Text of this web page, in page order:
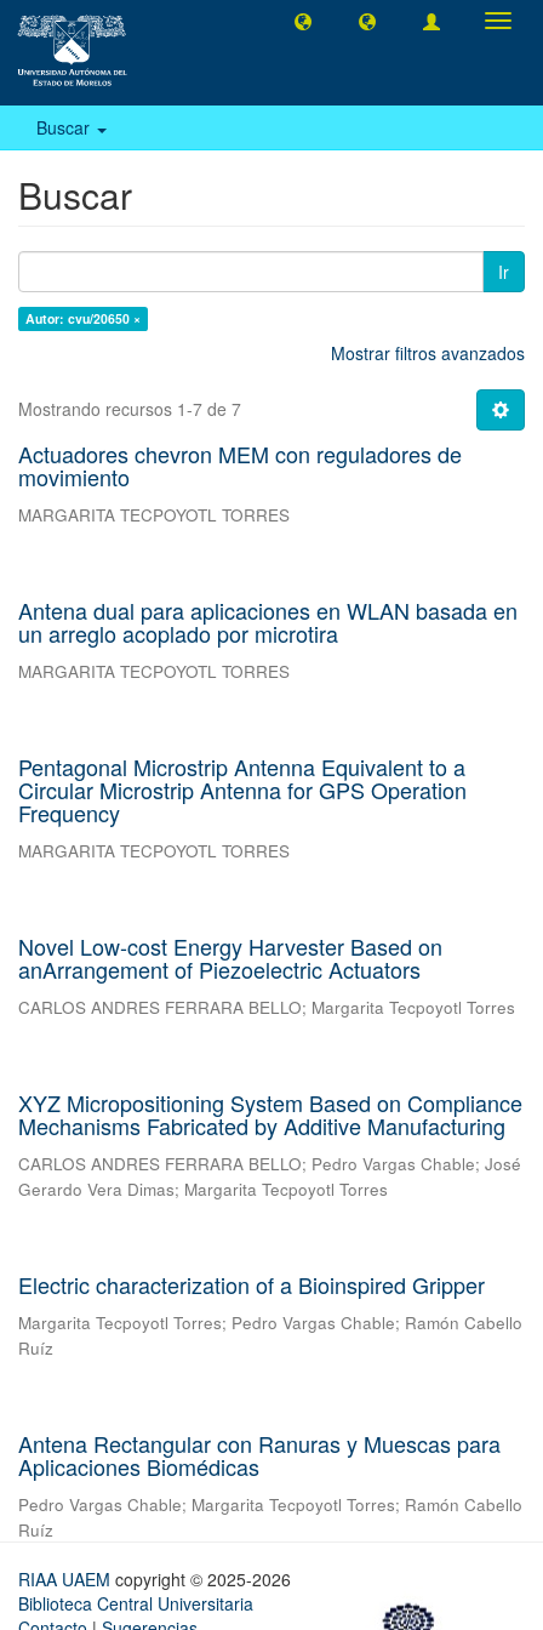
Buscar
Buscar
Ir
Autor: cvu/20650 ×
Mostrar filtros avanzados
Mostrando recursos 1-7 de 7
Actuadores chevron MEM con reguladores de
movimiento
MARGARITA TECPOYOTL TORRES
Antena dual para aplicaciones en WLAN basada en
un arreglo acoplado por microtira
MARGARITA TECPOYOTL TORRES
Pentagonal Microstrip Antenna Equivalent to a
Circular Microstrip Antenna for GPS Operation
Frequency
MARGARITA TECPOYOTL TORRES
Novel Low-cost Energy Harvester Based on
anArrangement of Piezoelectric Actuators
CARLOS ANDRES FERRARA BELLO; Margarita Tecpoyotl Torres
XYZ Micropositioning System Based on Compliance
Mechanisms Fabricated by Additive Manufacturing
CARLOS ANDRES FERRARA BELLO; Pedro Vargas Chable; José
Gerardo Vera Dimas; Margarita Tecpoyotl Torres
Electric characterization of a Bioinspired Gripper
Margarita Tecpoyotl Torres; Pedro Vargas Chable; Ramón Cabello
Ruíz
Antena Rectangular con Ranuras y Muescas para
Aplicaciones Biomédicas
Pedro Vargas Chable; Margarita Tecpoyotl Torres; Ramón Cabello
Ruíz
RIAA UAEM copyright © 2025-2026
Biblioteca Central Universitaria